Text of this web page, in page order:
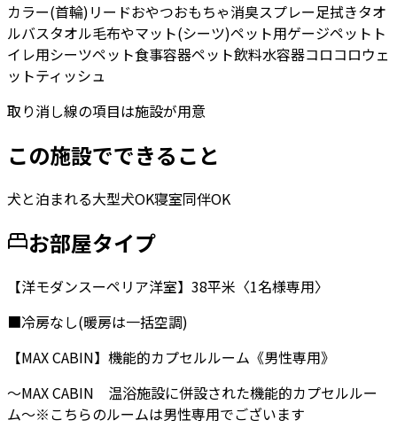
カラー(首輪)リードおやつおもちゃ消臭スプレー足拭きタオ
ルバスタオル毛布やマット(シーツ)ペット用ゲージペットト
イレ用シーツペット食事容器ペット飲料水容器コロコロウェ
ットティッシュ
取り消し線の項目は施設が用意
この施設でできること
犬と泊まれる大型犬OK寝室同伴OK
お部屋タイプ
【洋モダンスーペリア洋室】38平米〈1名様専用〉
■冷房なし(暖房は一括空調)
【MAX CABIN】機能的カプセルルーム《男性専用》
〜MAX CABIN 温浴施設に併設された機能的カプセルルー
ム〜※こちらのルームは男性専用でございます